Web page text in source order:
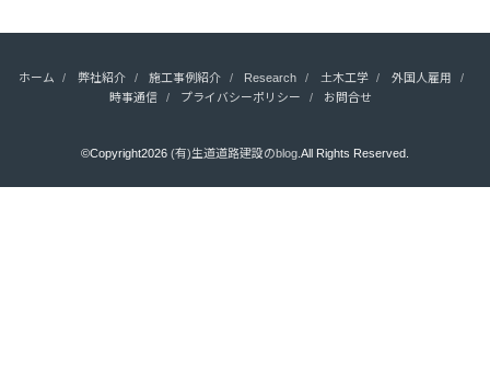
ホーム 弊社紹介 施工事例紹介 Research 土木工学
外国人雇用
時事通信
プライバシーポリシー お問合せ
©Copyright2026 (有)生道道路建設のblog.All Rights Reserved.